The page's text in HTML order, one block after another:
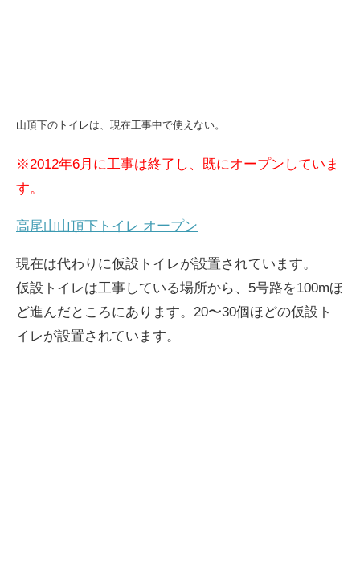
山頂下のトイレは、現在工事中で使えない。
※2012年6月に工事は終了し、既にオープンしていま
す。
高尾山山頂下トイレ オープン
現在は代わりに仮設トイレが設置されています。
仮設トイレは工事している場所から、5号路を100mほ
ど進んだところにあります。20〜30個ほどの仮設ト
イレが設置されています。